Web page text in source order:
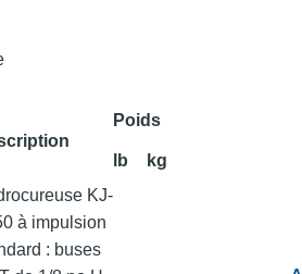
Poids
lb
kg
KJ-
à impulsion
: buses